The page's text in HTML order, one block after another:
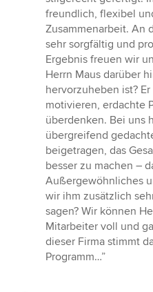
Sternen
freundlich, flexibel
Zusammenarbeit. An
sehr sorgfältig und
Ergebnis freuen wir
Herrn Maus darüber
hervorzuheben ist?
motivieren, erdachte
überdenken. Bei uns
übergreifend
beigetragen, das
besser zu machen –
Außergewöhnliches
wir ihm zusätzlich
sagen? Wir können
Mitarbeiter voll und
dieser Firma stimmt
Programm…”